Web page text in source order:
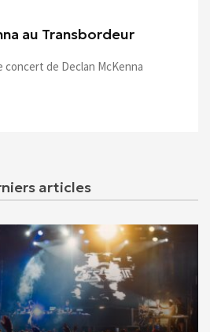
au Transbordeur
concert de Declan McKenna
articles